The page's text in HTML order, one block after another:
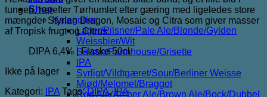
Shop
Kategorier
Lager/Pilsner/Pale Ale/Blonde/Gylden
Weissbier/Wit
Saison/Farmhouse/Grisette
IPA
Syrligt/Vildtgæret/Sour/Berliner Weisse
Mjød/Melomel/Braggot
Red Ale/Amber Ale/Brown Ale/Bock/Dubbel
tungen, herefter Tørhumlet efter gæring med ligeledes store
mængder Styrian Dragon, Mosaic og Citra som giver masser
af Tropisk frugt og Citrus.
DIPA 6,4% | Flaske 50cl
Ikke på lager
Kategori:
IPA Tags:DIPA,IPA